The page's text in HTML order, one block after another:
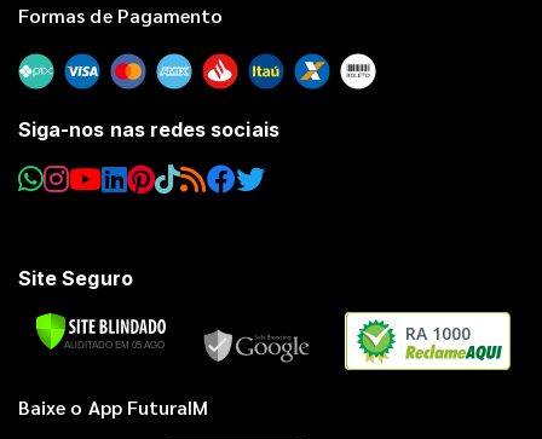
Formas de Pagamento
Siga-nos nas redes sociais
Site Seguro
RA 1000
Baixe o App FuturaIM